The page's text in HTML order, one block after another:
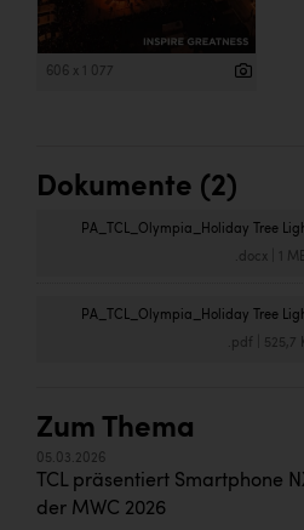
606 x 1 077
Dokumente (2)
PA_TCL_Olympia_Holiday Tree
.docx 1
PA_TCL_Olympia_Holiday Tree
.pdf 525,7
Zum Thema
05.03.2026
TCL präsentiert Smartphone
der MWC 2026